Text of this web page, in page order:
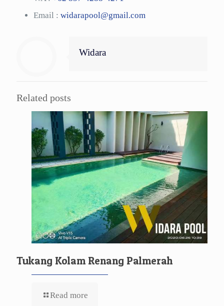
Email : widarapool@gmail.com
Widara
Related posts
Tukang Kolam Renang Palmerah
Read more